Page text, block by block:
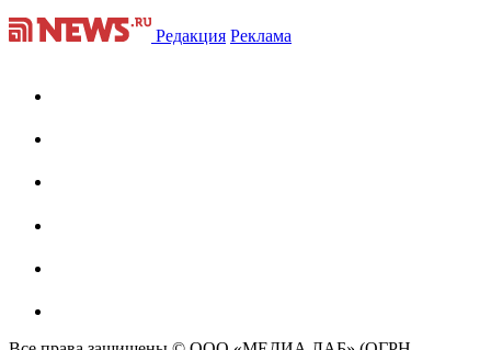
Редакция Реклама